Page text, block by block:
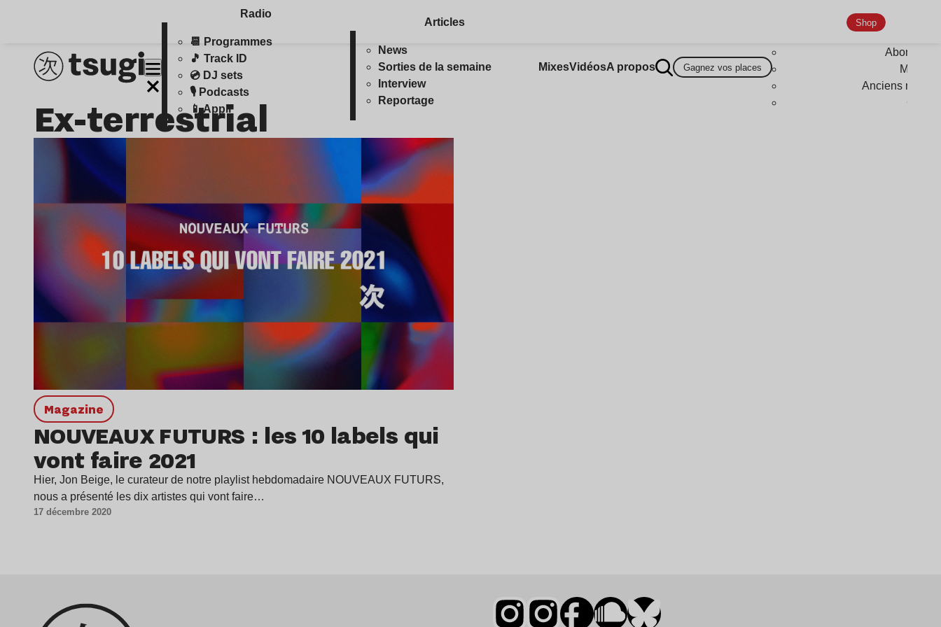
Radio
📆 Programmes
🎵 Track ID
💿 DJ sets
🎙️ Podcasts
📱 Appli
Articles
News
Sorties de la semaine
Interview
Reportage
MixesVidéosA propos Gagnez vos places
Shop
Anciens
Ex-terrestrial
magazine
NOUVEAUX FUTURS : les 10 labels qui
vont faire 2021
Hier, Jon Beige, le curateur de notre playlist hebdomadaire NOUVEAUX FUTURS,
nous a présenté les dix artistes qui vont faire…
17 décembre 2020